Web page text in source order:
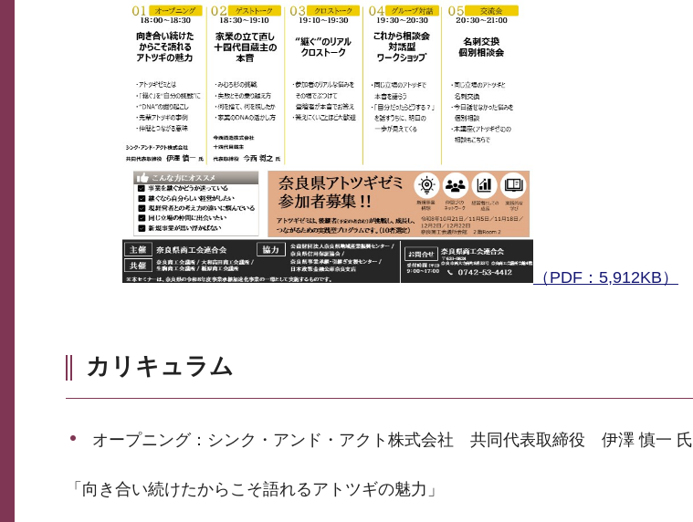
（PDF：5,912KB）
カリキュラム
オープニング：シンク・アンド・アクト株式会社 共同代表取締役 伊澤 慎一 氏
「向き合い続けたからこそ語れるアトツギの魅力」